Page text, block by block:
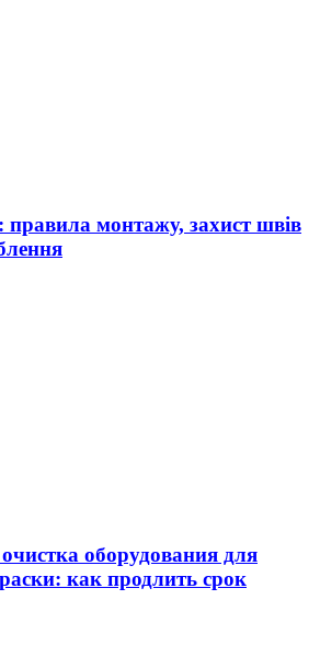
монтажу, захист швів
оборудования для
как продлить срок